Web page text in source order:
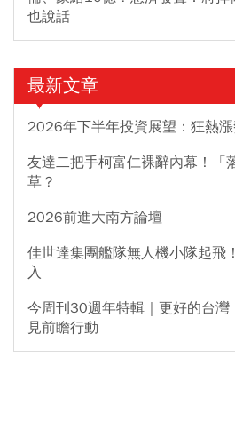
也說話
最新文章
2026年下半年投資展望：狂熱
友達二把手柯富仁裸辭內幕！「
草？
2026前進大南方論壇
佳世達集團艦隊無人機小隊起飛
入
今周刊30週年特輯｜更好的台灣
見前瞻行動